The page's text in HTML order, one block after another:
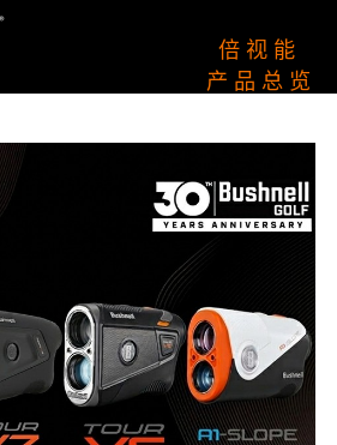
倍 视 能
产 品 总 览